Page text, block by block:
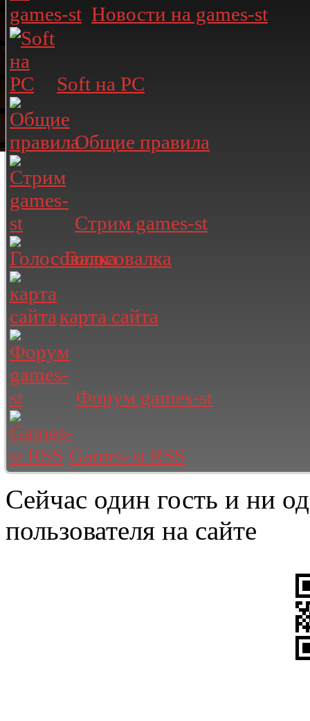
Новости на games-st
Soft на PC
Общие правила
Стрим games-st
Голосовалка
карта сайта
Форум games-st
Games-st RSS
Сейчас один гость и ни
пользователя на сайте